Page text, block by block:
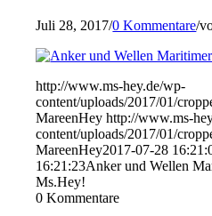
Juli 28, 2017/0 Kommentare/
http://www.ms-hey.de/wp-
content/uploads/2017/01/
MareenHey http://www.ms-
content/uploads/2017/01/
MareenHey2017-07-28
16:21:23Anker und Wellen
Ms.Hey!
0 Kommentare